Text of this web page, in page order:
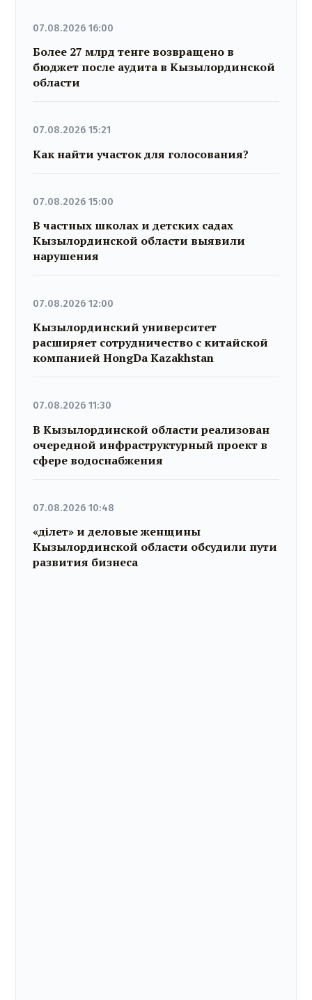
07.08.2026 16:00
Более 27 млрд тенге возвращено в
бюджет после аудита в Кызылординской
области
07.08.2026 15:21
Как найти участок для голосования?
07.08.2026 15:00
В частных школах и детских садах
Кызылординской области выявили
нарушения
07.08.2026 12:00
Кызылординский университет
расширяет сотрудничество с китайской
компанией HongDa Kazakhstan
07.08.2026 11:30
В Кызылординской области реализован
очередной инфраструктурный проект в
сфере водоснабжения
07.08.2026 10:48
«Әділет» и деловые женщины
Кызылординской области обсудили пути
развития бизнеса